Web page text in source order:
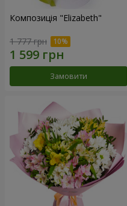
Композиція "Elizabeth"
1 777 грн
Замовити